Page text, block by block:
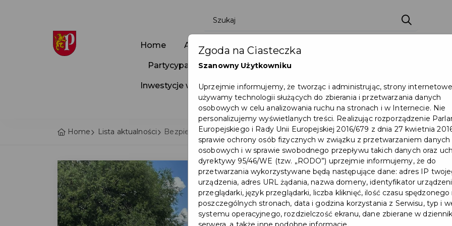
Home Aktualności Wydarzenia
Partycypacja Społeczna Programy
Inwestycje w Pruszczu Mapa Miasta Załatw sprawę
Ochrona ludności
Home Lista aktualności Bezpieczne Wakacje 2026 – wspólne działania służb na rzecz bezpieczeństwa
Zgoda na Ciasteczka
Szanowny Użytkowniku
Uprzejmie informujemy, że tworząc i administrując, strony internetowe
używamy technologii służących do zbierania i przetwarzania danych
osobowych w celu analizowania ruchu na stronach i w Internecie. Nie
personalizujemy wyświetlanych treści. Realizując rozporządzenie
Europejskiego i Rady Unii Europejskiej 2016/679 z dnia 27 kwietnia
sprawie ochrony osób fizycznych w związku z przetwarzaniem danych
osobowych i w sprawie swobodnego przepływu takich danych oraz
dyrektywy 95/46/WE (tzw. „RODO”) uprzejmie informujemy, że do
przetwarzania wykorzystywane będą następujące dane: adres IP
urządzenia, adres URL żądania, nazwa domeny, identyfikator
przeglądarki, język przeglądarki, liczba kliknięć, ilość czasu spędzonego
poszczególnych stronach, data i godzina korzystania z Serwisu, typ i
systemu operacyjnego, rozdzielczość ekranu, dane zbierane w